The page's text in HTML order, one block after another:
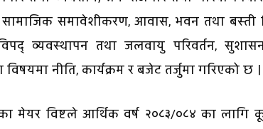
समावेशीकरण, आवास, भवन तथा बस्ती
व्यवस्थापन तथा जलवायु परिवर्तन,
नीति, कार्यक्रम र बजेट तर्जुमा गरिएको छ ।
मेयर विष्टले आर्थिक वर्ष २०८३/०८४ का